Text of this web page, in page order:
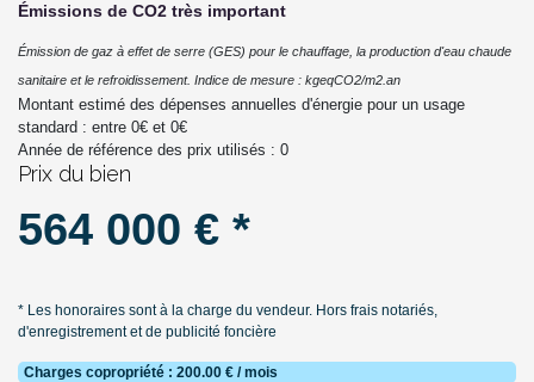
Émissions de CO2 très important
Émission de gaz à effet de serre (GES) pour le chauffage, la production d'eau chaude
sanitaire et le refroidissement. Indice de mesure : kgeqCO2/m2.an
Montant estimé des dépenses annuelles d'énergie pour un usage
standard : entre 0€ et 0€
Année de référence des prix utilisés : 0
Prix du bien
564 000 € *
* Les honoraires sont à la charge du vendeur. Hors frais notariés,
d'enregistrement et de publicité foncière
Charges copropriété : 200.00 € / mois